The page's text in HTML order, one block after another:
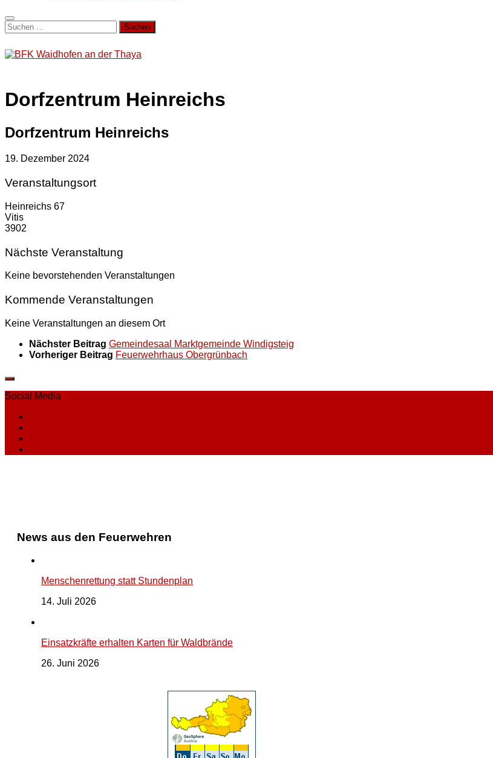
Suchen
nach:
Dorfzentrum Heinreichs
Dorfzentrum Heinreichs
19. Dezember 2024
Veranstaltungsort
Heinreichs 67
Vitis
3902
Nächste Veranstaltung
Keine bevorstehenden Veranstaltungen
Kommende Veranstaltungen
Keine Veranstaltungen an diesem Ort
Nächster Beitrag Gemeindesaal Marktgemeinde Windigsteig
Vorheriger Beitrag Feuerwehrhaus Obergrünbach
Social Media
News aus den Feuerwehren
Menschenrettung statt Stundenplan
14. Juli 2026
Einsatzkräfte erhalten Karten für Waldbrände
26. Juni 2026